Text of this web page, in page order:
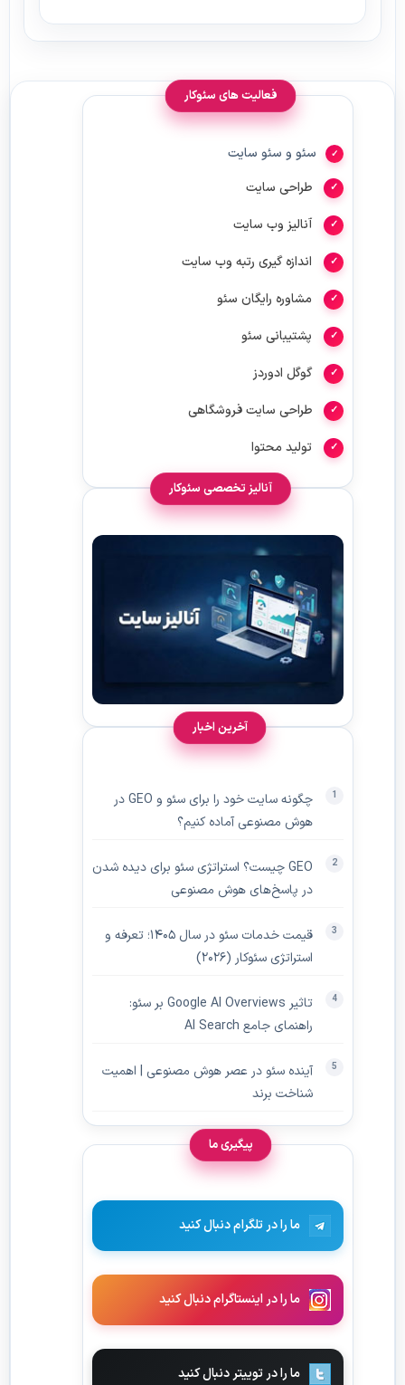
فعالیت های سئوکار
سئو و سئو سایت
طراحی سایت
آنالیز وب سایت
اندازه گیری رتبه وب سایت
مشاوره رایگان سئو
پشتیبانی سئو
گوگل ادوردز
طراحی سایت فروشگاهی
تولید محتوا
آنالیز تخصصی سئوکار
آخرین اخبار
چگونه سایت خود را برای سئو و GEO در
هوش مصنوعی آماده کنیم؟
GEO چیست؟ استراتژی سئو برای دیده‌ شدن
در پاسخ‌های هوش مصنوعی
قیمت خدمات سئو در سال ۱۴۰۵؛ تعرفه و
استراتژی سئوکار (۲۰۲۶)
تاثیر Google AI Overviews بر سئو:
راهنمای جامع AI Search
آینده سئو در عصر هوش مصنوعی | اهمیت
شناخت برند
پیگیری ما
ما را در تلگرام دنبال کنید
ما را در اینستاگرام دنبال کنید
ما را در توییتر دنبال کنید